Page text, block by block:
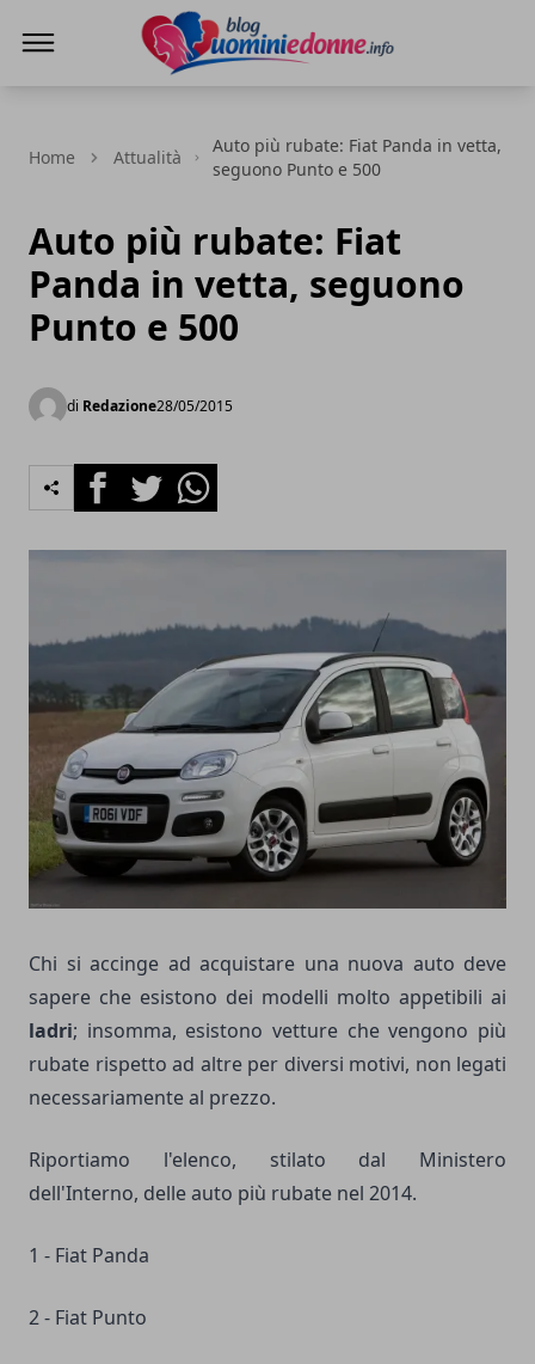
Home Attualità
Auto più rubate: Fiat Panda in vetta,
seguono Punto e 500
Auto più rubate: Fiat
Panda in vetta, seguono
Punto e 500
di Redazione28/05/2015
FacebookTwitterWhatsapp
Chi si accinge ad acquistare una nuova auto deve
sapere che esistono dei modelli molto appetibili ai
ladri; insomma, esistono vetture che vengono più
rubate rispetto ad altre per diversi motivi, non legati
necessariamente al prezzo.
Riportiamo l'elenco, stilato dal Ministero
dell'Interno, delle auto più rubate nel 2014.
1 - Fiat Panda
2 - Fiat Punto